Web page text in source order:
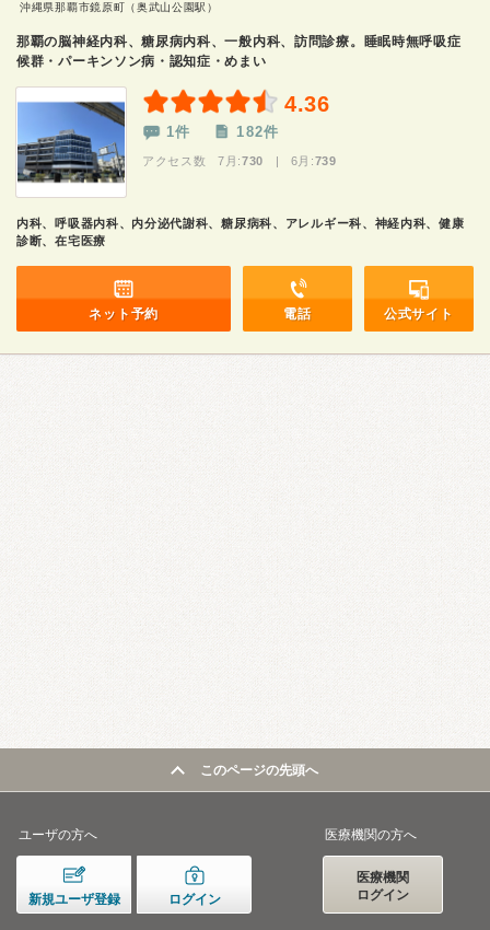
沖縄県那覇市鏡原町（奥武山公園駅）
那覇の脳神経内科、糖尿病内科、一般内科、訪問診療。睡眠時無呼吸症
候群・パーキンソン病・認知症・めまい
4.36
1件 182件
アクセス数 7月:730 | 6月:739
内科、呼吸器内科、内分泌代謝科、糖尿病科、アレルギー科、神経内科、健康
診断、在宅医療
ネット予約 電話 公式サイト
このページの先頭へ
ユーザの方へ
新規ユーザ登録 ログイン
医療機関の方へ
医療機関
ログイン